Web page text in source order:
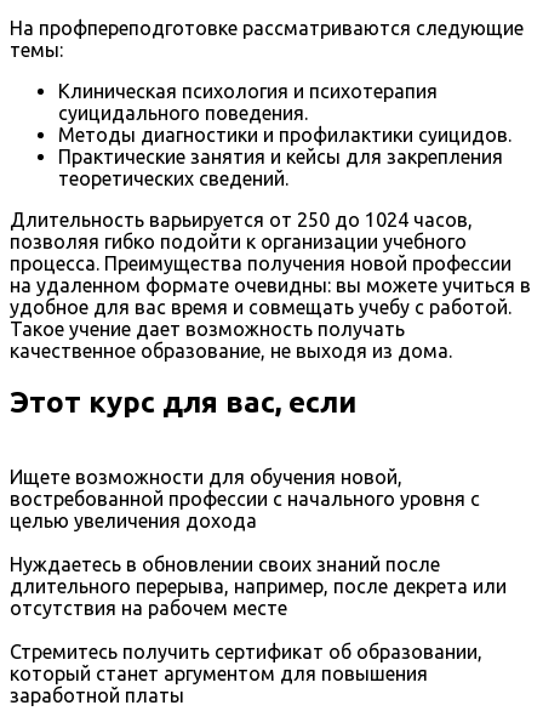
На профпереподготовке рассматриваются следующие
темы:
Клиническая психология и психотерапия
суицидального поведения.
Методы диагностики и профилактики суицидов.
Практические занятия и кейсы для закрепления
теоретических сведений.
Длительность варьируется от 250 до 1024 часов,
позволяя гибко подойти к организации учебного
процесса. Преимущества получения новой профессии
на удаленном формате очевидны: вы можете учиться в
удобное для вас время и совмещать учебу с работой.
Такое учение дает возможность получать
качественное образование, не выходя из дома.
Этот курс для вас, если
Ищете возможности для обучения новой,
востребованной профессии с начального уровня с
целью увеличения дохода
Нуждаетесь в обновлении своих знаний после
длительного перерыва, например, после декрета или
отсутствия на рабочем месте
Стремитесь получить сертификат об образовании,
который станет аргументом для повышения
заработной платы